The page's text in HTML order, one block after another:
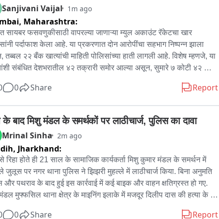
Sanjivani Vaijal 1m ago
Maharashtra:
सायबर फसवणुकीसाठी वापरल्या जाणाऱ्या म्युल अकाउंट रॅकेटचा खार
पर्दाफाश केला आहे. या प्रकरणात दोन आरोपींचा सहभाग निष्पन्न झाला
२२ बँक खात्यांची माहिती पोलिसांच्या हाती लागली आहे. विशेष म्हणजे, या
संबंधित देशभरातील ४२ तक्रारी समोर आल्या असून, सुमारे ७ कोटी ४२ लाख
तंत्रज्ञान अधिनियमातील कलम ६६(क) आणि ६६(ड) नुसार गुन्हा दाखल
आला होता. फिर्यादीशी टेलिग्रामच्या माध्यमातून संपर्क साधून ऑनलाइन टास्क
मोठा नफा मिळेल, असे आमिष दाखवण्यात आले. त्यानंतर विविध बँक
तब्बल ४ लाख ७ हजार ७६४ रुपये जमा करण्यास भाग पाडून त्यांची
करण्यात आली.
तपास आणि सायबर हेल्पलाईन १९३० तसेच सायबर समन्वय पोर्टलवरील
आधारे अविनाश बाबासाहेब खरात आणि विकास गजानन भुजबळ यांचा
निष्पन्न झाला. अविनाश खरात याला अटक करण्यात आली आहे.
0 Share Report
के बाद मिशु मंडल के समर्थकों पर लाठीचार्ज, पुलिस का दावा
Mrinal Sinha 2m ago
Jharkhand:
रिहा होते ही 21 साल के सामाजिक कार्यकर्ता मिशु कुमार मंडल के समर्थन में
जुलूस पर नगर थाना पुलिस ने झिझरी मुहल्ले में लाठीचार्ज किया. बिना अनुमति
पथराव के बाद हुई इस कार्रवाई में कई बाइक और वाहन क्षतिग्रस्त हो गए.
मुफ्फसिल थाना क्षेत्र के माइनिंग इलाके में मजदूर दिलीप दास की हत्या के
0 Share Report